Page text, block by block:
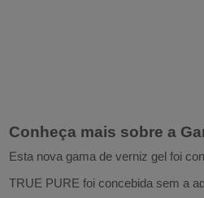
Conheça mais sobre a
Esta nova gama de verniz gel foi
TRUE PURE foi concebida sem a